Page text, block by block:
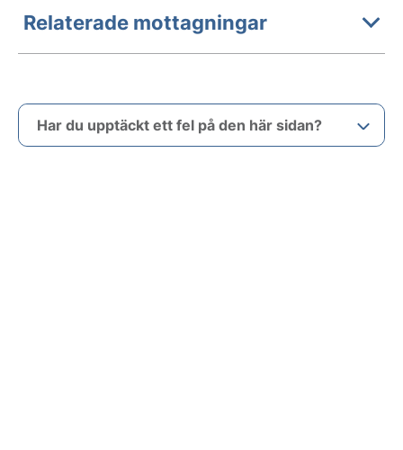
Relaterade mottagningar
Har du upptäckt ett fel på den här sidan?